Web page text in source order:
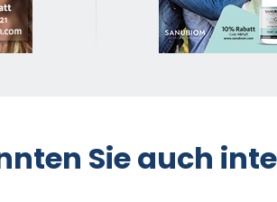
Sie auch